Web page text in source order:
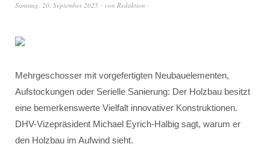
Samstag, 20. September 2025 von Redaktion
Mehrgeschosser mit vorgefertigten Neubauelementen,
Aufstockungen oder Serielle Sanierung: Der Holzbau besitzt
eine bemerkenswerte Vielfalt innovativer Konstruktionen.
DHV-Vizepräsident Michael Eyrich-Halbig sagt, warum er
den Holzbau im Aufwind sieht.